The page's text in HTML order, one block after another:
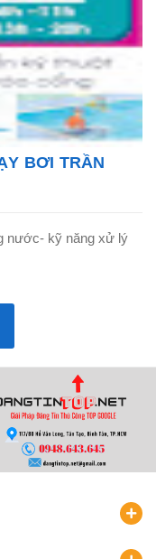
BƠI TRẦN
nước- kỹ năng xử lý